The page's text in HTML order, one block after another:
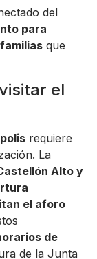
del
para
que
el
requiere
La
Alto y
el aforo
de
de la Junta